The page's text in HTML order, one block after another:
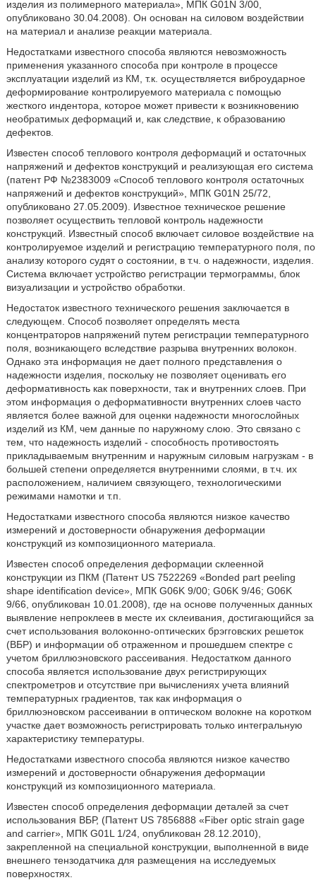
изделия из полимерного материала», МПК G01N 3/00,
опубликовано 30.04.2008). Он основан на силовом воздействии
на материал и анализе реакции материала.
Недостатками известного способа являются невозможность
применения указанного способа при контроле в процессе
эксплуатации изделий из КМ, т.к. осуществляется виброударное
деформирование контролируемого материала с помощью
жесткого индентора, которое может привести к возникновению
необратимых деформаций и, как следствие, к образованию
дефектов.
Известен способ теплового контроля деформаций и остаточных
напряжений и дефектов конструкций и реализующая его система
(патент РФ №2383009 «Способ теплового контроля остаточных
напряжений и дефектов конструкций», МПК G01N 25/72,
опубликовано 27.05.2009). Известное техническое решение
позволяет осуществить тепловой контроль надежности
конструкций. Известный способ включает силовое воздействие на
контролируемое изделий и регистрацию температурного поля, по
анализу которого судят о состоянии, в т.ч. о надежности, изделия.
Система включает устройство регистрации термограммы, блок
визуализации и устройство обработки.
Недостаток известного технического решения заключается в
следующем. Способ позволяет определять места
концентраторов напряжений путем регистрации температурного
поля, возникающего вследствие разрыва внутренних волокон.
Однако эта информация не дает полного представления о
надежности изделия, поскольку не позволяет оценивать его
деформативность как поверхности, так и внутренних слоев. При
этом информация о деформативности внутренних слоев часто
является более важной для оценки надежности многослойных
изделий из КМ, чем данные по наружному слою. Это связано с
тем, что надежность изделий - способность противостоять
прикладываемым внутренним и наружным силовым нагрузкам - в
большей степени определяется внутренними слоями, в т.ч. их
расположением, наличием связующего, технологическими
режимами намотки и т.п.
Недостатками известного способа являются низкое качество
измерений и достоверности обнаружения деформации
конструкций из композиционного материала.
Известен способ определения деформации склеенной
конструкции из ПКМ (Патент US 7522269 «Bonded part peeling
shape identification device», МПК G06K 9/00; G06K 9/46; G06K
9/66, опубликован 10.01.2008), где на основе полученных данных
выявление непроклеев в месте их склеивания, достигающийся за
счет использования волоконно-оптических брэгговских решеток
(ВБР) и информации об отраженном и прошедшем спектре с
учетом бриллюэновского рассеивания. Недостатком данного
способа является использование двух регистрирующих
спектрометров и отсутствие при вычислениях учета влияний
температурных градиентов, так как информация о
бриллюэновском рассеивании в оптическом волокне на коротком
участке дает возможность регистрировать только интегральную
характеристику температуры.
Недостатками известного способа являются низкое качество
измерений и достоверности обнаружения деформации
конструкций из композиционного материала.
Известен способ определения деформации деталей за счет
использования ВБР, (Патент US 7856888 «Fiber optic strain gage
and carrier», МПК G01L 1/24, опубликован 28.12.2010),
закрепленной на специальной конструкции, выполненной в виде
внешнего тензодатчика для размещения на исследуемых
поверхностях.